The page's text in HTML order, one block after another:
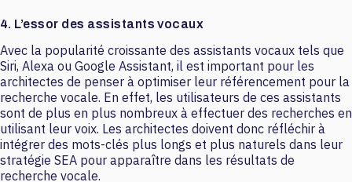
4. L’essor des assistants vocaux
Avec la popularité croissante des assistants vocaux tels que
Siri, Alexa ou Google Assistant, il est important pour les
architectes de penser à optimiser leur référencement pour la
recherche vocale. En effet, les utilisateurs de ces assistants
sont de plus en plus nombreux à effectuer des recherches en
utilisant leur voix. Les architectes doivent donc réfléchir à
intégrer des mots-clés plus longs et plus naturels dans leur
stratégie SEA pour apparaître dans les résultats de
recherche vocale.